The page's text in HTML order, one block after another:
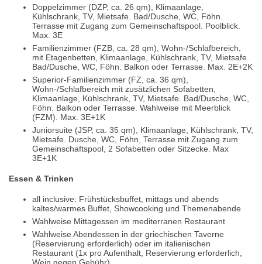
Doppelzimmer (DZP, ca. 26 qm), Klimaanlage,
Kühlschrank, TV, Mietsafe. Bad/Dusche, WC, Föhn.
Terrasse mit Zugang zum Gemeinschaftspool. Poolblick.
Max. 3E
Familienzimmer (FZB, ca. 28 qm), Wohn-/Schlafbereich,
mit Etagenbetten, Klimaanlage, Kühlschrank, TV, Mietsafe.
Bad/Dusche, WC, Föhn. Balkon oder Terrasse. Max. 2E+2K
Superior-Familienzimmer (FZ, ca. 36 qm),
Wohn-/Schlafbereich mit zusätzlichen Sofabetten,
Klimaanlage, Kühlschrank, TV, Mietsafe. Bad/Dusche, WC,
Föhn. Balkon oder Terrasse. Wahlweise mit Meerblick
(FZM). Max. 3E+1K
Juniorsuite (JSP, ca. 35 qm), Klimaanlage, Kühlschrank, TV,
Mietsafe. Dusche, WC, Föhn, Terrasse mit Zugang zum
Gemeinschaftspool, 2 Sofabetten oder Sitzecke. Max
3E+1K
Essen & Trinken
all inclusive: Frühstücksbuffet, mittags und abends
kaltes/warmes Buffet, Showcooking und Themenabende
Wahlweise Mittagessen im mediterranen Restaurant
Wahlweise Abendessen in der griechischen Taverne
(Reservierung erforderlich) oder im italienischen
Restaurant (1x pro Aufenthalt, Reservierung erforderlich,
Wein gegen Gebühr)